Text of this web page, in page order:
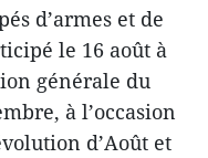
d’armes et de
le 16 août à
générale du
à l’occasion
d’Août et